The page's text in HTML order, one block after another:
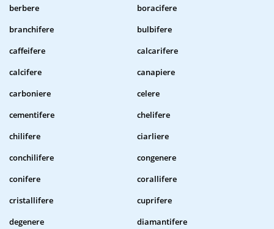
berbere
boracifere
branchifere
bulbifere
caffeifere
calcarifere
calcifere
canapiere
carboniere
celere
cementifere
chelifere
chilifere
ciarliere
conchilifere
congenere
conifere
corallifere
cristallifere
cuprifere
degenere
diamantifere